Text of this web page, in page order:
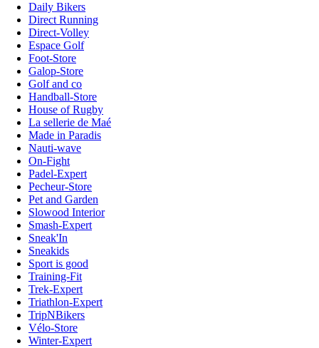
Daily Bikers
Direct Running
Direct-Volley
Espace Golf
Foot-Store
Galop-Store
Golf and co
Handball-Store
House of Rugby
La sellerie de Maé
Made in Paradis
Nauti-wave
On-Fight
Padel-Expert
Pecheur-Store
Pet and Garden
Slowood Interior
Smash-Expert
Sneak'In
Sneakids
Sport is good
Training-Fit
Trek-Expert
Triathlon-Expert
TripNBikers
Vélo-Store
Winter-Expert